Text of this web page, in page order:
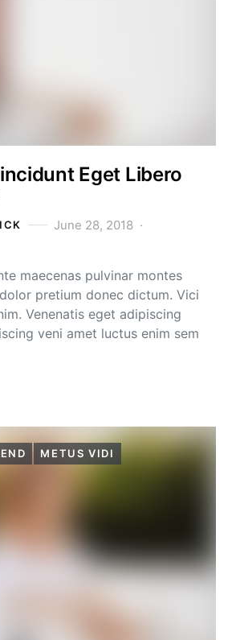
Eget Libero
June 28, 2018
maecenas pulvinar montes
pretium donec dictum. Vici
Venenatis eget adipiscing
veni amet luctus enim sem
METUS VIDI